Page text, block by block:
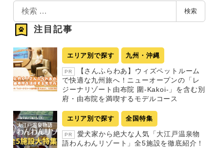
検
索
検索
注目記事
エリア別で探す 九州・沖縄
PR
【さんふらわあ】ウィズペットルーム
で快適な九州旅へ！ニューオープンの「レ
ジーナリゾート由布院 圍-Kakoi-」を含む別
府・由布院を満喫するモデルコース
エリア別で探す 全国特集
PR
愛犬家から絶大な人気「大江戸温泉物
語わんわんリゾート」全5施設を徹底紹介！